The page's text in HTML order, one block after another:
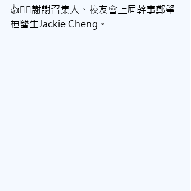
👍🙇‍♀️謝謝召集人、校友會上屆幹事鄭肇
桓醫生Jackie Cheng。